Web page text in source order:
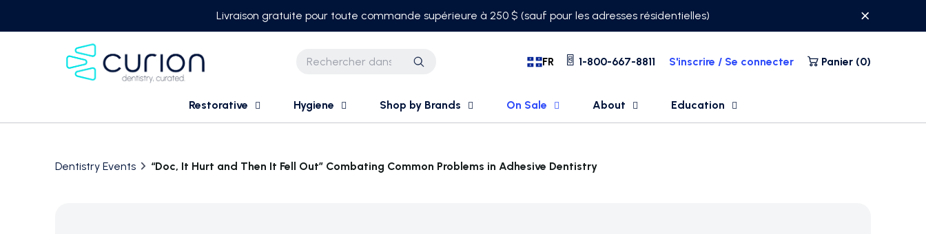
Livraison gratuite pour toute commande supérieure à 250 $ (sauf pour les adresses résidentielles)
Recherche FR 1-800-667-8811 S'inscrire / Se connecter Panier (0)
Restorative Hygiene Shop by Brands On Sale About Education
Dentistry Events “Doc, It Hurt and Then It Fell Out” Combating Common Problems in Adhesive Dentistry